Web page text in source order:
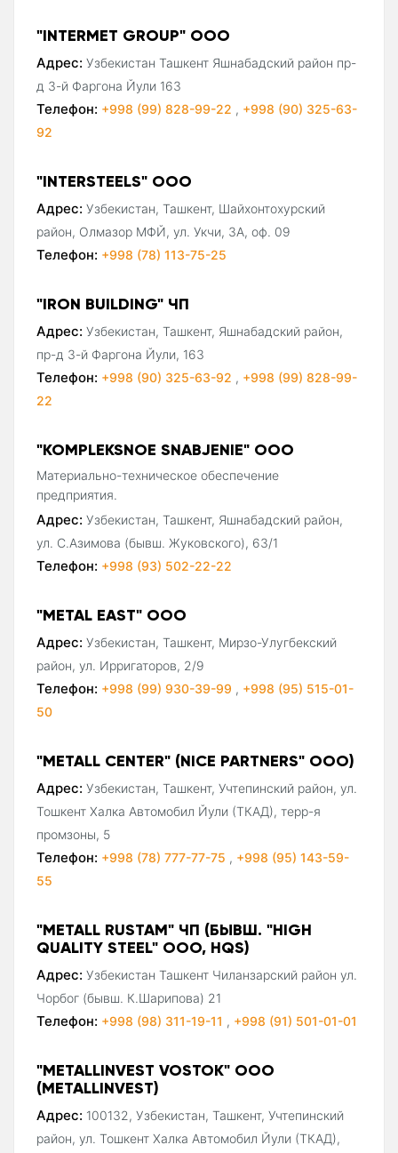
"INTERMET GROUP" ООО
Адрес: Узбекистан Ташкент Яшнабадский район пр-
д 3-й Фаргона Йули 163
Телефон: +998 (99) 828-99-22 , +998 (90) 325-63-
92
"INTERSTEELS" ООО
Адрес: Узбекистан, Ташкент, Шайхонтохурский
район, Олмазор МФЙ, ул. Укчи, 3А, оф. 09
Телефон: +998 (78) 113-75-25
"IRON BUILDING" ЧП
Адрес: Узбекистан, Ташкент, Яшнабадский район,
пр-д 3-й Фаргона Йули, 163
Телефон: +998 (90) 325-63-92 , +998 (99) 828-99-
22
"KOMPLEKSNOE SNABJENIE" ООО
Материально-техническое обеспечение
предприятия.
Адрес: Узбекистан, Ташкент, Яшнабадский район,
ул. С.Азимова (бывш. Жуковского), 63/1
Телефон: +998 (93) 502-22-22
"METAL EAST" ООО
Адрес: Узбекистан, Ташкент, Мирзо-Улугбекский
район, ул. Ирригаторов, 2/9
Телефон: +998 (99) 930-39-99 , +998 (95) 515-01-
50
"METALL CENTER" (NICE PARTNERS" ООО)
Адрес: Узбекистан, Ташкент, Учтепинский район, ул.
Тошкент Халка Автомобил Йули (ТКАД), терр-я
промзоны, 5
Телефон: +998 (78) 777-77-75 , +998 (95) 143-59-
55
"METALL RUSTAM" ЧП (БЫВШ. "HIGH
QUALITY STEEL" ООО, HQS)
Адрес: Узбекистан Ташкент Чиланзарский район ул.
Чорбог (бывш. К.Шарипова) 21
Телефон: +998 (98) 311-19-11 , +998 (91) 501-01-01
"METALLINVEST VOSTOK" ООО
(METALLINVEST)
Адрес: 100132, Узбекистан, Ташкент, Учтепинский
район, ул. Тошкент Халка Автомобил Йули (ТКАД),